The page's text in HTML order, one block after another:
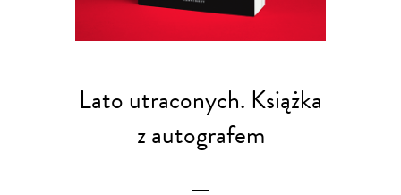
Lato utraconych. Książka
z autografem